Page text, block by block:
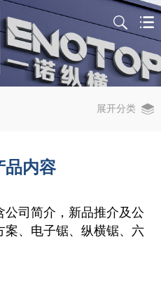
展开分类
品内容
司简介，新品推介及公
、电子锯、纵横锯、六